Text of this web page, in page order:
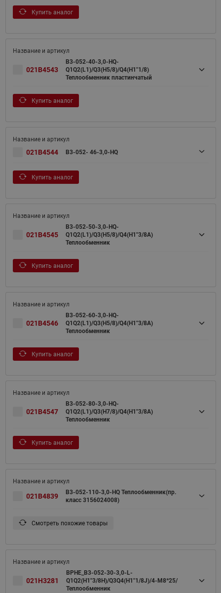
Купить аналог
021B4543
B3-052-40-3,0-HQ-
Q1Q2(L1)/Q3(H5/8)/Q4(H1"1/8)
Теплообменник пластинчатый
Купить аналог
021B4544 B3-052- 46-3,0-HQ
Купить аналог
021B4545
B3-052-50-3,0-HQ-
Q1Q2(L1)/Q3(H5/8)/Q4(H1"3/8A)
Теплообменник
Купить аналог
021B4546
B3-052-60-3,0-HQ-
Q1Q2(L1)/Q3(H5/8)/Q4(H1"3/8A)
Теплообменник
Купить аналог
021B4547
B3-052-80-3,0-HQ-
Q1Q2(L1)/Q3(H7/8)/Q4(H1"3/8A)
Теплообменник
Купить аналог
021B4839
B3-052-110-3,0-HQ Теплообменник(пр.
класс 3156024008)
Смотреть похожие товары
021H3281
BPHE_B3-052-30-3,0-L-
Q1Q2(H1"3/8H)/Q3Q4(H1"1/8J)/4-M8*25/
Теплообменник